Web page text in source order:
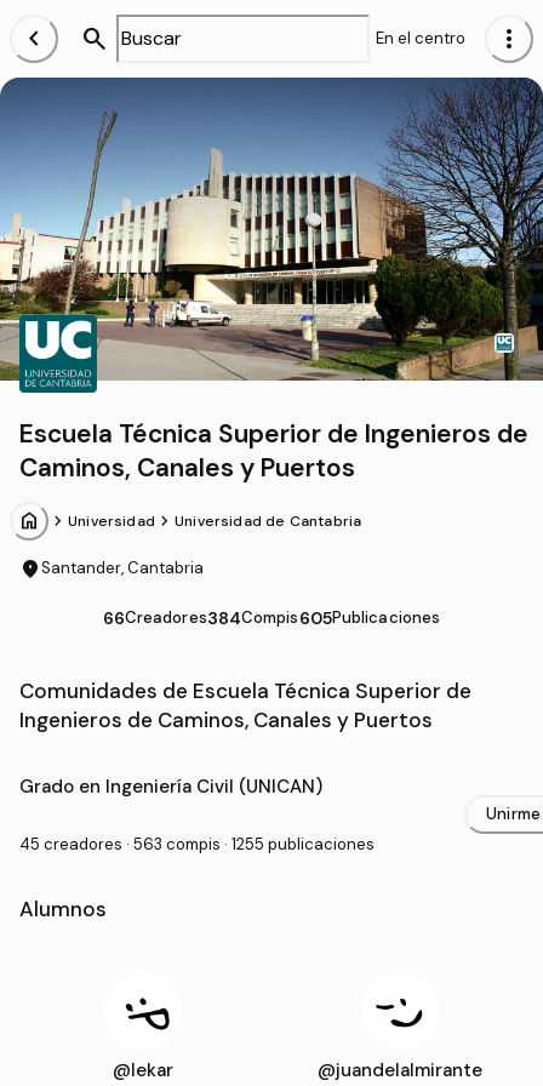
chevron_left search En el centro more_vert
Escuela Técnica Superior de Ingenieros de
Caminos, Canales y Puertos
home chevron_forward Universidad chevron_forward Universidad de Cantabria
location_onSantander, Cantabria
66Creadores384Compis605Publicaciones
Comunidades de Escuela Técnica Superior de
Ingenieros de Caminos, Canales y Puertos
Grado Universitario en Escuela Técnica Superior de
Grado en Ingeniería Civil (UNICAN)
45 creadores · 563 compis · 1255 publicaciones
Unirme
Alumnos
@lekar @juandelalmirante